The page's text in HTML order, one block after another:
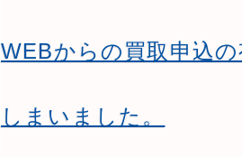
WEBからの買取申込
しまいました。